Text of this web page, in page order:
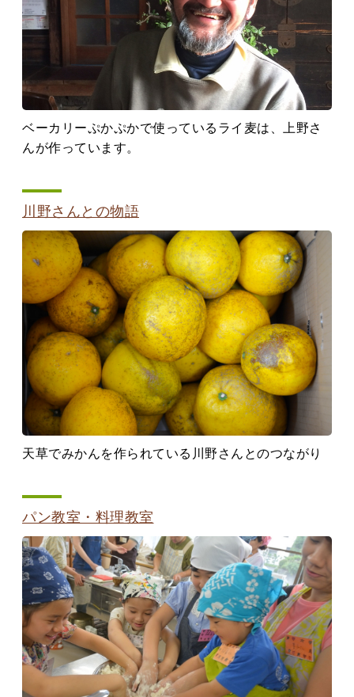
ベーカリーぷかぷかで使っているライ麦は、上野さ
んが作っています。
川野さんとの物語
天草でみかんを作られている川野さんとのつながり
パン教室・料理教室